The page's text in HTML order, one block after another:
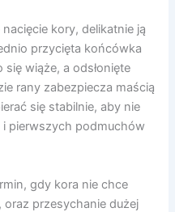
kory, delikatnie ją
przycięta końcówka
się wiąże, a odsłonięte
rany zabezpiecza maścią
się stabilnie, aby nie
i pierwszych podmuchów
gdy kora nie chce
oraz przesychanie dużej